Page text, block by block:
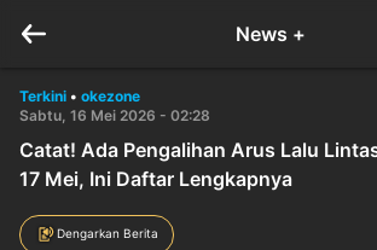
News +
Terkini • okezone
Sabtu, 16 Mei 2026 - 02:28
Catat! Ada Pengalihan Arus Lalu
17 Mei, Ini Daftar Lengkapnya
Dengarkan Berita